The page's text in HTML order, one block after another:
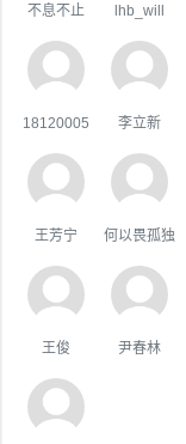
不息不止 lhb_will
18120005 李立新
王芳宁 何以畏孤独
王俊 尹春林